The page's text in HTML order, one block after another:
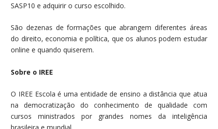
SASP10 e adquirir o curso escolhido.
São dezenas de formações que abrangem diferentes áreas
do direito, economia e política, que os alunos podem estudar
online e quando quiserem.
Sobre o IREE
O IREE Escola é uma entidade de ensino a distância que atua
na democratização do conhecimento de qualidade com
cursos ministrados por grandes nomes da inteligência